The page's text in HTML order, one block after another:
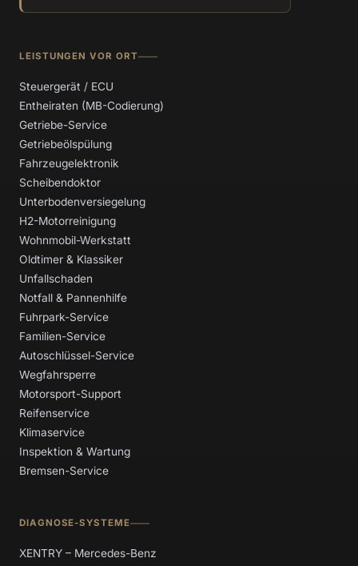
LEISTUNGEN VOR ORT
Steuergerät / ECU
Entheiraten (MB-Codierung)
Getriebe-Service
Getriebeölspülung
Fahrzeugelektronik
Scheibendoktor
Unterbodenversiegelung
H2-Motorreinigung
Wohnmobil-Werkstatt
Oldtimer & Klassiker
Unfallschaden
Notfall & Pannenhilfe
Fuhrpark-Service
Familien-Service
Autoschlüssel-Service
Wegfahrsperre
Motorsport-Support
Reifenservice
Klimaservice
Inspektion & Wartung
Bremsen-Service
DIAGNOSE-SYSTEME
XENTRY – Mercedes-Benz